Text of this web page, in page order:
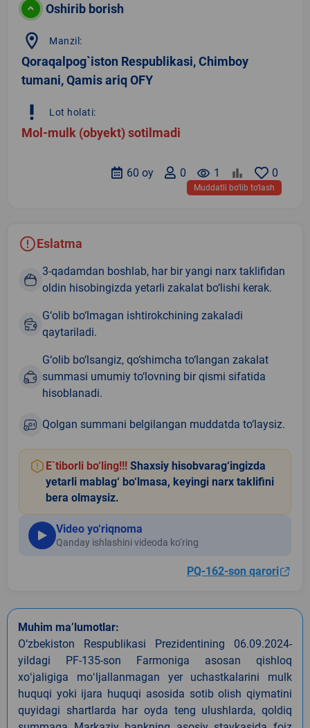
Oshirib borish
location_on Manzil:
Qoraqalpog`iston Respublikasi, Chimboy
tumani, Qamis ariq OFY
priority_high Lot holati:
Mol-mulk (obyekt) sotilmadi
0
remove_red_eye 1
0
60 oy
Muddatli bo‘lib to‘lash
Eslatma
3-qadamdan boshlab, har bir yangi narx taklifidan
oldin hisobingizda yetarli zakalat bo‘lishi kerak.
G‘olib bo‘lmagan ishtirokchining zakaladi
qaytariladi.
G‘olib bo‘lsangiz, qo‘shimcha to‘langan zakalat
summasi umumiy to‘lovning bir qismi sifatida
hisoblanadi.
Qolgan summani belgilangan muddatda to‘laysiz.
E`tiborli bo‘ling!!! Shaxsiy hisobvarag‘ingizda
yetarli mablag‘ bo‘lmasa, keyingi narx taklifini
bera olmaysiz.
Video yo‘riqnoma
Qanday ishlashini videoda ko‘ring
PQ-162-son qarori
Muhim ma’lumotlar:
O‘zbekiston Respublikasi Prezidentining 06.09.2024-
yildagi PF-135-son Farmoniga asosan qishloq
xoʻjaligiga moʻljallanmagan yer uchastkalarini mulk
huquqi yoki ijara huquqi asosida sotib olish qiymatini
quyidagi shartlarda har oyda teng ulushlarda, qoldiq